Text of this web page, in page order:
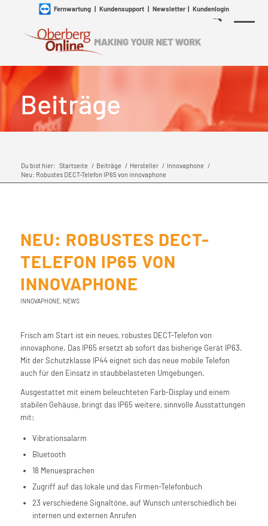
Fernwartung| Kundensupport| Newsletter| Kundenlogin
Beiträge
Du bist hier: Startseite / Beiträge / Hersteller / Innovaphone /
Neu: Robustes DECT-Telefon IP65 von innovaphone
NEU: ROBUSTES DECT-
TELEFON IP65 VON
INNOVAPHONE
INNOVAPHONE, NEWS
Frisch am Start ist ein neues, robustes DECT-Telefon von
innovaphone. Das IP65 ersetzt ab sofort das bisherige Gerät IP63.
Mit der Schutzklasse IP44 eignet sich das neue mobile Telefon
auch für den Einsatz in staubbelasteten Umgebungen.
Ausgestattet mit einem beleuchteten Farb-Display und einem
stabilen Gehäuse, bringt das IP65 weitere, sinnvolle Ausstattungen
mit:
Vibrationsalarm
Bluetooth
18 Menuesprachen
Zugriff auf das lokale und das Firmen-Telefonbuch
23 verschiedene Signaltöne, auf Wunsch unterschiedlich bei
internen und externen Anrufen